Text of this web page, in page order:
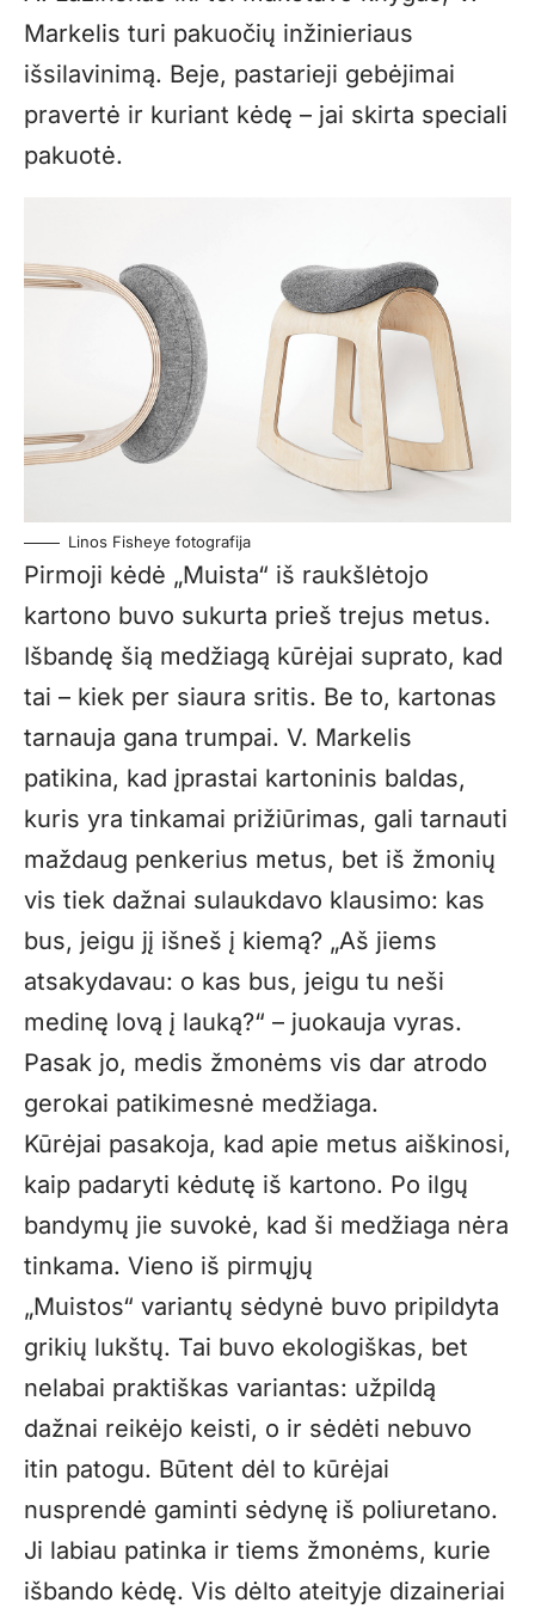
Markelis turi pakuočių inžinieriaus
išsilavinimą. Beje, pastarieji gebėjimai
pravertė ir kuriant kėdę – jai skirta speciali
pakuotė.
Linos Fisheye fotografija
Pirmoji kėdė „Muista“ iš raukšlėtojo
kartono buvo sukurta prieš trejus metus.
Išbandę šią medžiagą kūrėjai suprato, kad
tai – kiek per siaura sritis. Be to, kartonas
tarnauja gana trumpai. V. Markelis
patikina, kad įprastai kartoninis baldas,
kuris yra tinkamai prižiūrimas, gali tarnauti
maždaug penkerius metus, bet iš žmonių
vis tiek dažnai sulaukdavo klausimo: kas
bus, jeigu jį išneš į kiemą? „Aš jiems
atsakydavau: o kas bus, jeigu tu neši
medinę lovą į lauką?“ – juokauja vyras.
Pasak jo, medis žmonėms vis dar atrodo
gerokai patikimesnė medžiaga.
Kūrėjai pasakoja, kad apie metus aiškinosi,
kaip padaryti kėdutę iš kartono. Po ilgų
bandymų jie suvokė, kad ši medžiaga nėra
tinkama. Vieno iš pirmųjų
„Muistos“ variantų sėdynė buvo pripildyta
grikių lukštų. Tai buvo ekologiškas, bet
nelabai praktiškas variantas: užpildą
dažnai reikėjo keisti, o ir sėdėti nebuvo
itin patogu. Būtent dėl to kūrėjai
nusprendė gaminti sėdynę iš poliuretano.
Ji labiau patinka ir tiems žmonėms, kurie
išbando kėdę. Vis dėlto ateityje dizaineriai